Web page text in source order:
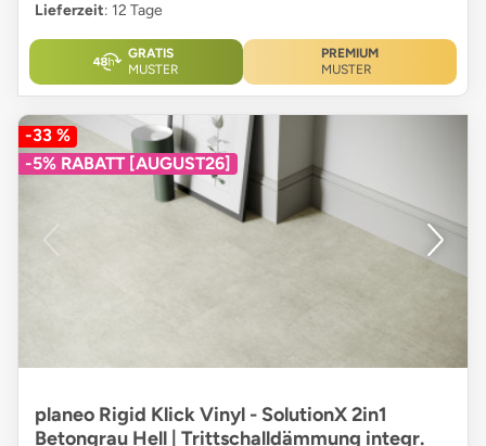
Lieferzeit: 12 Tage
GRATIS
MUSTER
PREMIUM
MUSTER
-33 %
-5% RABATT [AUGUST26]
planeo Rigid Klick Vinyl - SolutionX 2in1
Betongrau Hell | Trittschalldämmung integr.